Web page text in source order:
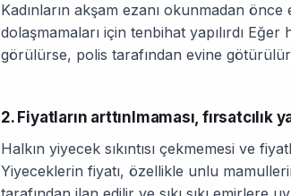
Kadınların akşam ezanı okunmadan
dolaşmamaları için tenbihat yapılırdı
görülürse, polis tarafından evine
2. Fiyatların arttınlmaması, fırsatcılık
Halkın yiyecek sıkıntısı çekmemesi ve
Yiyeceklerin fiyatı, özellikle unlu